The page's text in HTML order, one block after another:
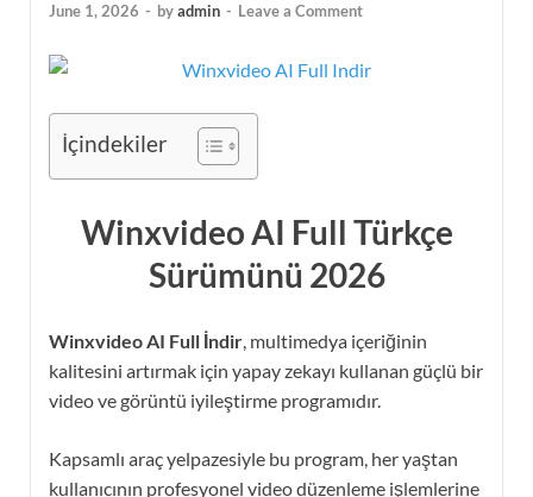
June 1, 2026 - byadmin - Leave a Comment
İçindekiler
Winxvideo AI Full Türkçe
Sürümünü 2026
Winxvideo AI Full İndir , multimedya içeriğinin
kalitesini artırmak için yapay zekayı kullanan güçlü bir
video ve görüntü iyileştirme programıdır.
Kapsamlı araç yelpazesiyle bu program, her yaştan
kullanıcının profesyonel video düzenleme işlemlerine